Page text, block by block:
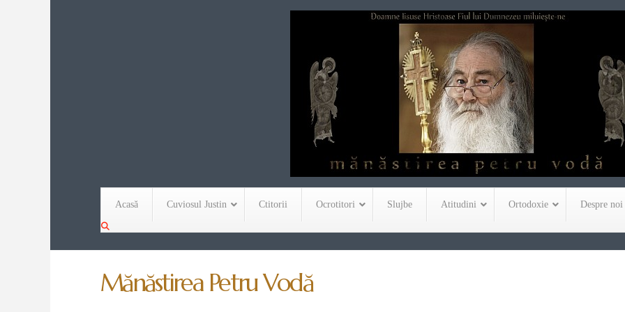
Acasă Cuviosul Justin Ctitorii Ocrotitori Slujbe Atitudini Ortodoxie Despre noi
Mănăstirea Petru Vodă